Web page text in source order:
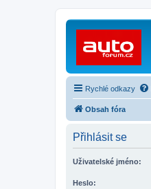
Rychlé odkazy
Obsah fóra
Přihlásit se
Uživatelské jméno:
Heslo: